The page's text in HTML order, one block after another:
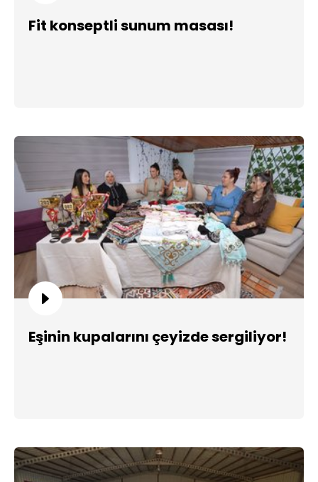
Fit konseptli sunum masası!
Eşinin kupalarını çeyizde sergiliyor!